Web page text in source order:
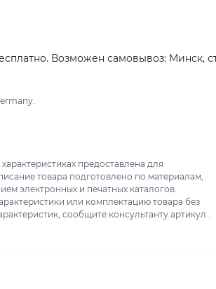
Возможен самовывоз: Минск,
предоставлена для
товара подготовлено по материалам,
электронных и печатных каталогов.
или комплектацию товара без
сообщите консультанту артикул .